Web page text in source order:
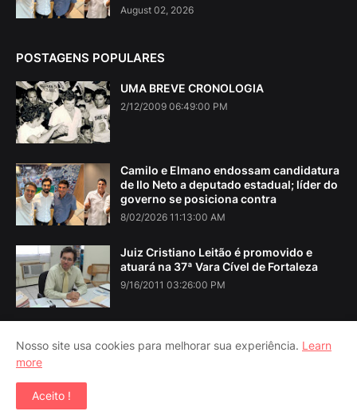
August 02, 2026
POSTAGENS POPULARES
UMA BREVE CRONOLOGIA
2/12/2009 06:49:00 PM
Camilo e Elmano endossam candidatura
de Ilo Neto a deputado estadual; líder do
governo se posiciona contra
8/02/2026 11:13:00 AM
Juiz Cristiano Leitão é promovido e
atuará na 37ª Vara Cível de Fortaleza
9/16/2011 03:26:00 PM
Nosso site usa cookies para melhorar sua experiência. Learn
more
Aceito !